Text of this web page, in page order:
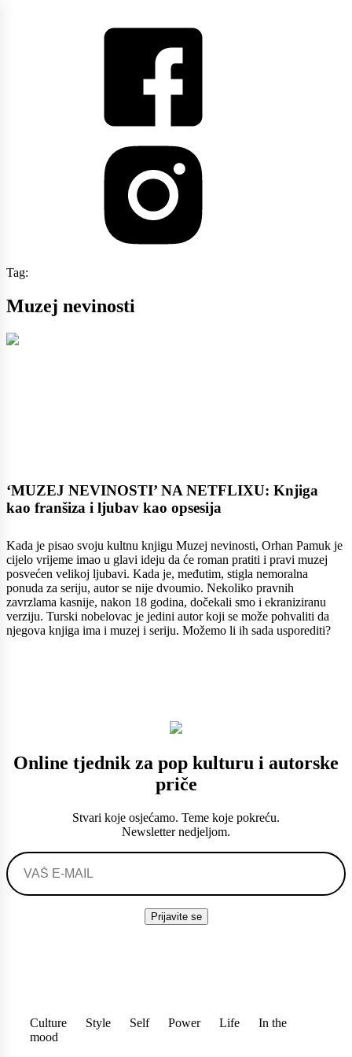
Tag:
Muzej nevinosti
‘MUZEJ NEVINOSTI’ NA NETFLIXU: Knjiga
kao franšiza i ljubav kao opsesija
Kada je pisao svoju kultnu knjigu Muzej nevinosti, Orhan Pamuk je
cijelo vrijeme imao u glavi ideju da će roman pratiti i pravi muzej
posvećen velikoj ljubavi. Kada je, međutim, stigla nemoralna
ponuda za seriju, autor se nije dvoumio. Nekoliko pravnih
zavrzlama kasnije, nakon 18 godina, dočekali smo i ekraniziranu
verziju. Turski nobelovac je jedini autor koji se može pohvaliti da
njegova knjiga ima i muzej i seriju. Možemo li ih sada usporediti?
Online tjednik za pop kulturu i autorske
priče
Stvari koje osjećamo. Teme koje pokreću.
Newsletter nedjeljom.
Culture Style Self Power Life
In the
mood